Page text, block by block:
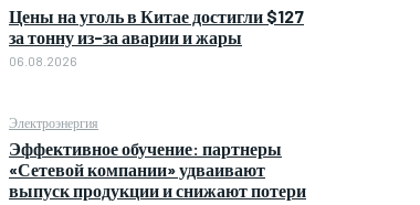
Цены на уголь в Китае достигли $127
за тонну из-за аварии и жары
06.08.2026
Электроэнергия
Эффективное обучение: партнеры
«Сетевой компании» удваивают
выпуск продукции и снижают потери